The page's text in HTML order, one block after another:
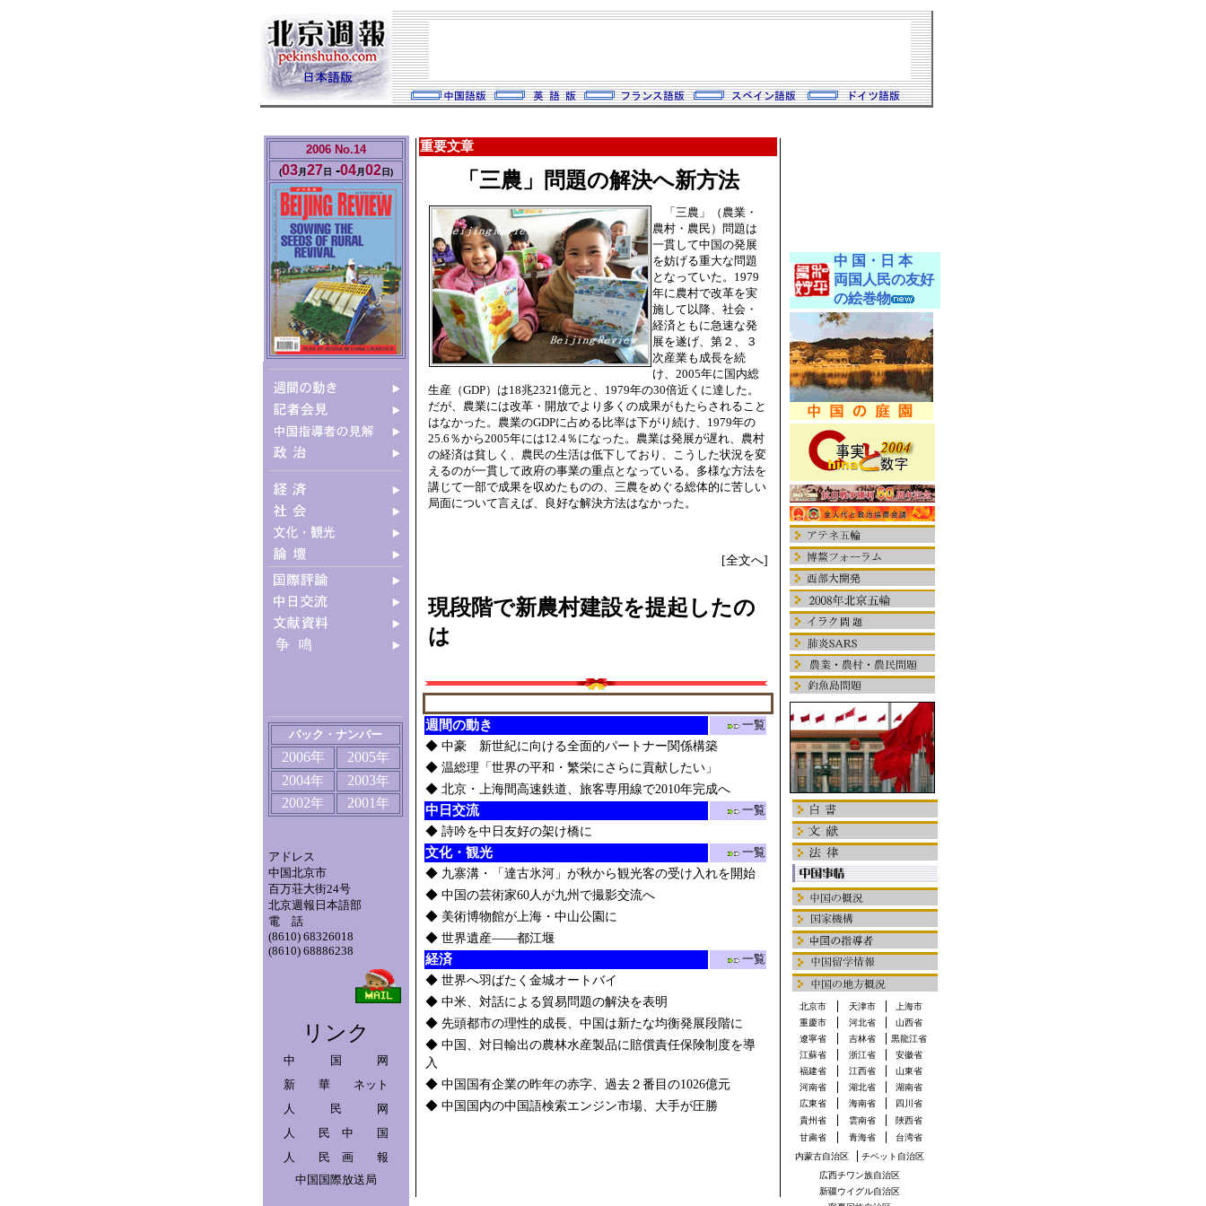
中 国・日 本
両国人民の友好
の絵巻物
北京市 天津市
上海市
重慶市
河北省
山西省
遼寧省
吉林省
黒龍江省
江蘇省
浙江省
安徽省
福建省
江西省
山東省
河南省
湖北省
湖南省
広東省
海南省
四川省
貴州省
雲南省
陜西省
甘粛省
青海省
台湾省
内蒙古自治区
チベット自治区
広西チワン族自治区
新疆ウイグル自治区
2006 No.14
(03月 27日 -04月 02日)
バック・ナンバー
2006年 2005年
2004年 2003年
2002年 2001年
アドレス
中国北京市
百万荘大街24号
北京週報日本語部
電 話
(8610) 68326018
(8610) 68886238
リンク
中 国 网
新 華 ネット
人 民 网
人 民 中 国
人 民 画 報
中国国際放送局
重要文章
「三農」問題の解決へ新方法
「三農」（農業・
農村・農民）問題は
一貫して中国の発展
を妨げる重大な問題
となっていた。1979
年に農村で改革を実
施して以降、社会・
経済ともに急速な発
展を遂げ、第２、３
次産業も成長を続
け、2005年に国内総
生産（GDP）は18兆2321億元と、1979年の30倍近くに達した。
だが、農業には改革・開放でより多くの成果がもたらされること
はなかった。農業のGDPに占める比率は下がり続け、1979年の
25.6％から2005年には12.4％になった。農業は発展が遅れ、農村
の経済は貧しく、農民の生活は低下しており、こうした状況を変
えるのが一貫して政府の事業の重点となっている。多様な方法を
講じて一部で成果を収めたものの、三農をめぐる総体的に苦しい
局面について言えば、良好な解決方法はなかった。
[全文へ]
現段階で新農村建設を提起したの
は
週間の動き
一覧
◆ 中豪 新世紀に向ける全面的パートナー関係構築
◆ 温総理「世界の平和・繁栄にさらに貢献したい」
◆ 北京・上海間高速鉄道、旅客専用線で2010年完成へ
中日交流
一覧
◆ 詩吟を中日友好の架け橋に
文化・観光
一覧
◆ 九寨溝・「達古氷河」が秋から観光客の受け入れを開始
◆ 中国の芸術家60人が九州で撮影交流へ
◆ 美術博物館が上海・中山公園に
◆ 世界遺産――都江堰
経済
一覧
◆ 世界へ羽ばたく金城オートバイ
◆ 中米、対話による貿易問題の解決を表明
◆ 先頭都市の理性的成長、中国は新たな均衡発展段階に
◆ 中国、対日輸出の農林水産製品に賠償責任保険制度を導
入
◆ 中国国有企業の昨年の赤字、過去２番目の1026億元
◆ 中国国内の中国語検索エンジン市場、大手が圧勝